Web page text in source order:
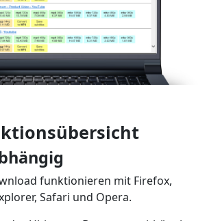
funktionieren mit Firefox,
Safari und Opera.